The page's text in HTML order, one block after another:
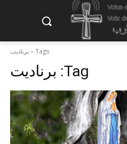
Tags برناديت
Tag: برناديت